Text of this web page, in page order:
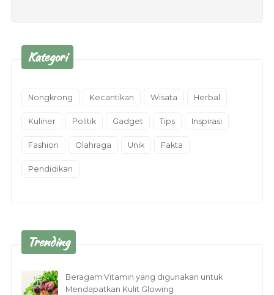
Kategori
Nongkrong Kecantikan Wisata Herbal
Kuliner Politik Gadget Tips Inspirasi
Fashion Olahraga Unik Fakta
Pendidikan
Trending
Beragam Vitamin yang digunakan untuk
Mendapatkan Kulit Glowing